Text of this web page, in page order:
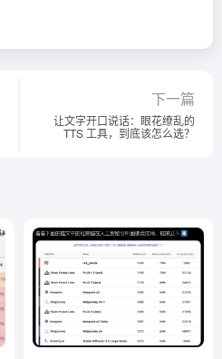
下一篇
让文字开口说话：眼花缭乱的
TTS 工具，到底该怎么选？